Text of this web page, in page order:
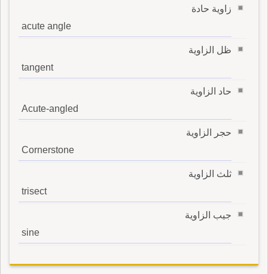
زاوية حادة
acute angle
ظل الزاوية
tangent
حاد الزاوية
Acute-angled
حجر الزاوية
Cornerstone
ثلث الزاوية
trisect
جيب الزاوية
sine